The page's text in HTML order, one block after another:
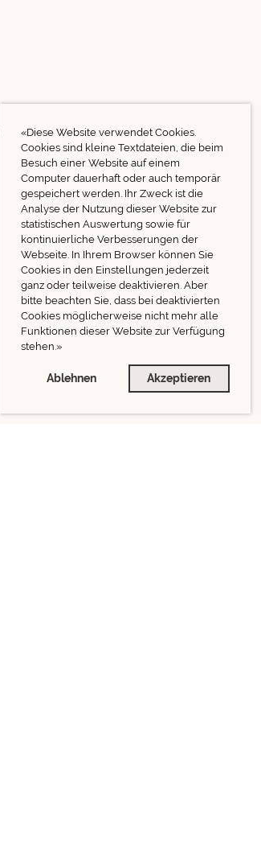
«Diese Website verwendet Cookies.
Cookies sind kleine Textdateien, die beim
Besuch einer Website auf einem
Computer dauerhaft oder auch temporär
gespeichert werden. Ihr Zweck ist die
Analyse der Nutzung dieser Website zur
statistischen Auswertung sowie für
kontinuierliche Verbesserungen der
Webseite. In Ihrem Browser können Sie
Cookies in den Einstellungen jederzeit
ganz oder teilweise deaktivieren. Aber
bitte beachten Sie, dass bei deaktivierten
Cookies möglicherweise nicht mehr alle
Funktionen dieser Website zur Verfügung
stehen.»
Ablehnen Akzeptieren